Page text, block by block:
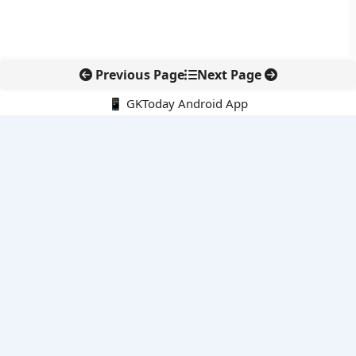
Previous Page Next Page
📱 GKToday Android App